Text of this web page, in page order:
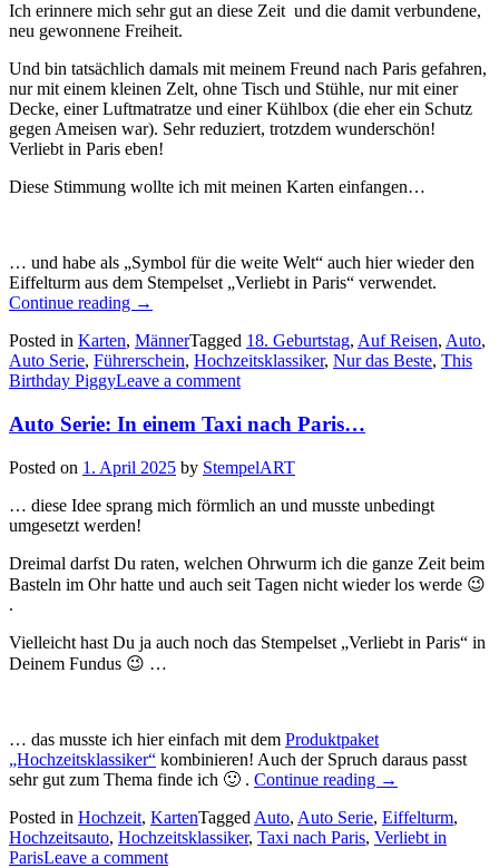
Ich erinnere mich sehr gut an diese Zeit und die damit verbundene,
neu gewonnene Freiheit.
Und bin tatsächlich damals mit meinem Freund nach Paris gefahren,
nur mit einem kleinen Zelt, ohne Tisch und Stühle, nur mit einer
Decke, einer Luftmatratze und einer Kühlbox (die eher ein Schutz
gegen Ameisen war). Sehr reduziert, trotzdem wunderschön!
Verliebt in Paris eben!
Diese Stimmung wollte ich mit meinen Karten einfangen…
… und habe als „Symbol für die weite Welt“ auch hier wieder den
Eiffelturm aus dem Stempelset „Verliebt in Paris“ verwendet.
Continue reading „Auto
mit
Karten
zur
Führerscheinprüfung
zum
18.
Geburtstag…“
→
Posted in Karten, MännerTagged 18. Geburtstag, Auf Reisen, Auto,
Auto Serie, Führerschein, Hochzeitsklassiker, Nur das Beste, This
Birthday PiggyLeave a comment
Auto Serie: In einem Taxi nach Paris…
Posted on 1. April 2025 by StempelART
… diese Idee sprang mich förmlich an und musste unbedingt
umgesetzt werden!
Dreimal darfst Du raten, welchen Ohrwurm ich die ganze Zeit beim
Basteln im Ohr hatte und auch seit Tagen nicht wieder los werde 😉
.
Vielleicht hast Du ja auch noch das Stempelset „Verliebt in Paris“ in
Deinem Fundus 😉 …
… das musste ich hier einfach mit dem Produktpaket
„Hochzeitsklassiker“ kombinieren! Auch der Spruch daraus passt
sehr gut zum Thema finde ich 🙂 . Continue reading „Auto
In
einem
→
Posted in Hochzeit, KartenTagged Auto, Auto Serie, Eiffelturm,
Hochzeitsauto, Hochzeitsklassiker, Taxi nach Paris, Verliebt in
ParisLeave a comment